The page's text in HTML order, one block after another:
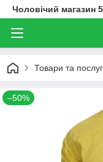
Чоловічий магазин
Товари та
–50%